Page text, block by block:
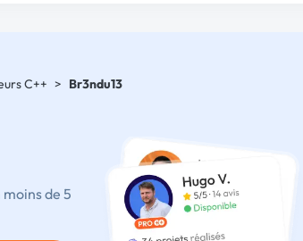
C++ > Br3ndu13
de 5